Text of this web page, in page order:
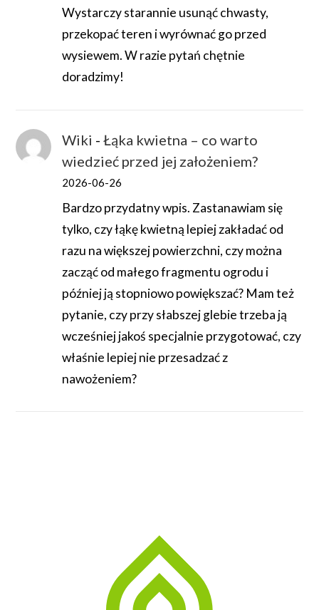
Wystarczy starannie usunąć chwasty,
przekopać teren i wyrównać go przed
wysiewem. W razie pytań chętnie
doradzimy!
Wiki -Łąka kwietna – co warto
wiedzieć przed jej założeniem?
2026-06-26
Bardzo przydatny wpis. Zastanawiam się
tylko, czy łąkę kwietną lepiej zakładać od
razu na większej powierzchni, czy można
zacząć od małego fragmentu ogrodu i
później ją stopniowo powiększać? Mam też
pytanie, czy przy słabszej glebie trzeba ją
wcześniej jakoś specjalnie przygotować, czy
właśnie lepiej nie przesadzać z
nawożeniem?